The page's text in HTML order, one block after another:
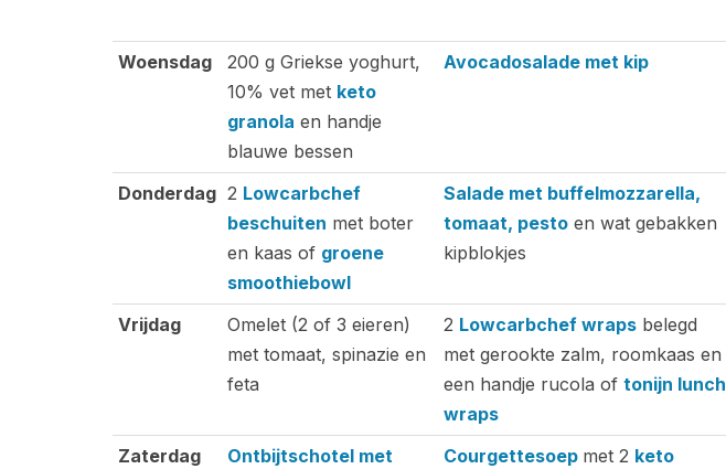
Woensdag
200 g Griekse yoghurt,
10% vet met keto
granola en handje
blauwe bessen
Avocadosalade met kip
Donderdag 2 Lowcarbchef
beschuiten met boter
en kaas of groene
smoothiebowl
Salade met buffelmozzarella,
tomaat, pesto en wat gebakken
kipblokjes
Vrijdag
Omelet (2 of 3 eieren)
met tomaat, spinazie en
feta
2 Lowcarbchef wraps belegd
met gerookte zalm, roomkaas en
een handje rucola of tonijn lunch
wraps
Zaterdag
Ontbijtschotel met
Courgettesoep met 2 keto